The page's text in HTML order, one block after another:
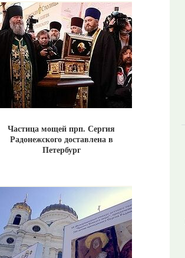
Частица мощей прп. Сергия
Радонежского доставлена в
Петербург